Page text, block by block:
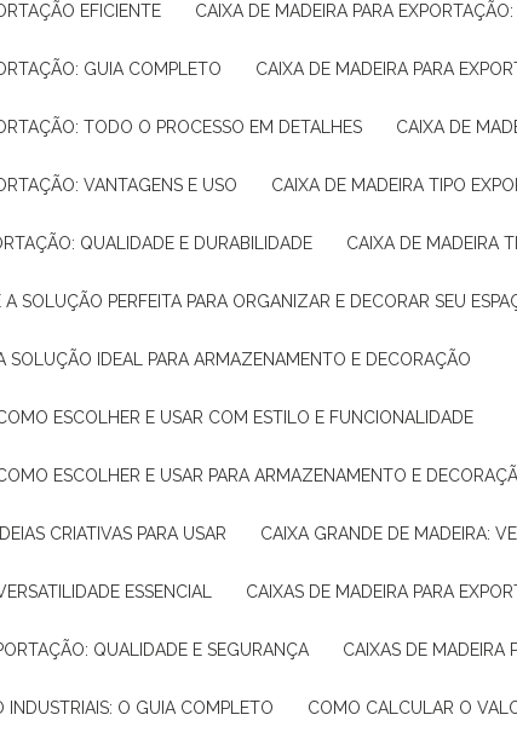
EFICIENTE CAIXA DE MADEIRA PARA
GUIA COMPLETO CAIXA DE MADEIRA PARA
TODO O PROCESSO EM DETALHES CAIXA DE
VANTAGENS E USO CAIXA DE MADEIRA TIPO
QUALIDADE E DURABILIDADE CAIXA DE MADEIRA
A SOLUÇÃO PERFEITA PARA ORGANIZAR E DECORAR SEU
SOLUÇÃO IDEAL PARA ARMAZENAMENTO E DECORAÇÃO
ESCOLHER E USAR COM ESTILO E FUNCIONALIDADE
ESCOLHER E USAR PARA ARMAZENAMENTO E
CRIATIVAS PARA USAR CAIXA GRANDE DE MADEIRA:
ESSENCIAL CAIXAS DE MADEIRA PARA
QUALIDADE E SEGURANÇA CAIXAS DE
INDUSTRIAIS: O GUIA COMPLETO COMO CALCULAR O